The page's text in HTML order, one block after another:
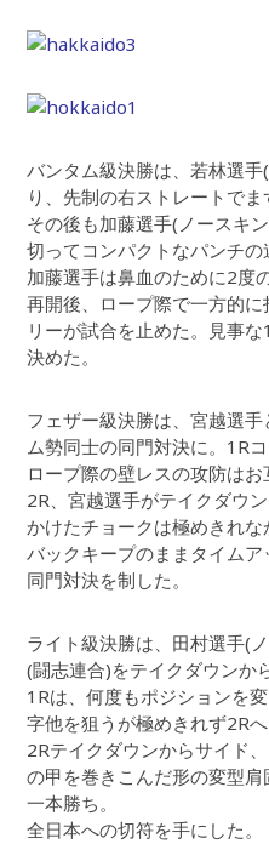
バンタム級決勝は、若林選
り、先制の右ストレートでま
その後も加藤選手(ノースキ
切ってコンパクトなパンチの
加藤選手は鼻血のために2度
再開後、ロープ際で一方的
リーが試合を止めた。見事
決めた。
フェザー級決勝は、宮越選
ム勢同士の同門対決に。1Rコ
ロープ際の壁レスの攻防はお
2R、宮越選手がテイクダウ
かけたチョークは極めきれな
バックキープのままタイム
同門対決を制した。
ライト級決勝は、田村選手(
(闘志連合)をテイクダウンか
1Rは、何度もポジションを
字他を狙うが極めきれず2Rへ
2Rテイクダウンからサイド
の甲を巻きこんだ形の変型
一本勝ち。
全日本への切符を手にした。